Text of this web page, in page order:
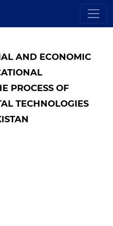
AND ECONOMIC
PROCESS OF
TECHNOLOGIES